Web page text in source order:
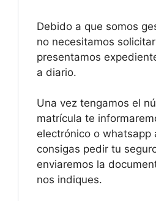
Debido a que somos
no necesitamos
presentamos
a diario.
Una vez tengamos el
matrícula te
electrónico o whatsapp
consigas pedir tu
enviaremos la
nos indiques.